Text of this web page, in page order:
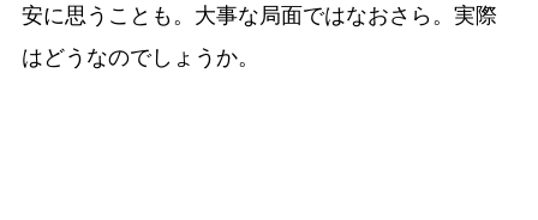
安に思うことも。大事な局面ではなおさら。実際
はどうなのでしょうか。